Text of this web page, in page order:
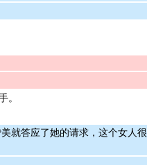
。
就答应了她的请求，这个女人很